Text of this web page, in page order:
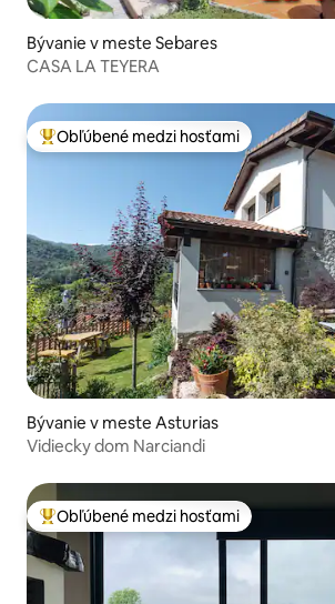
Bývanie v meste Sebares
CASA LA TEYERA
Najobľúbenejšie medzi hosťami
Obľúbené medzi hosťami
Bývanie v meste Asturias
Vidiecky dom Narciandi
Najobľúbenejšie medzi hosťami
Obľúbené medzi hosťami